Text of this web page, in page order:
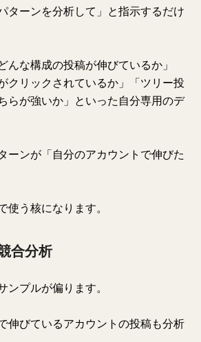
ターンを分析して」と指示するだけ
んな構成の投稿が伸びているか」
クリックされているか」「ツリー投
らが強いか」といった自分専用のデ
ーンが「自分のアカウントで伸びた
使う核になります。
合分析
ンプルが偏ります。
伸びているアカウントの投稿も分析